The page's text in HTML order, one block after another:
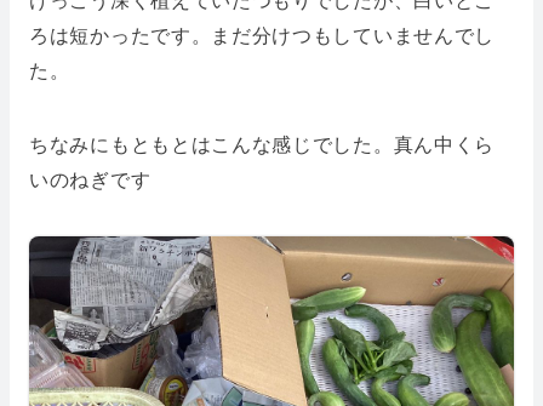
ろは短かったです。まだ分けつもしていませんでし
た。
ちなみにもともとはこんな感じでした。真ん中くら
いのねぎです